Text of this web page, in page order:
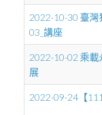
2022-10-30 臺
03_講座
2022-10-02 乘
展
2022-09-24【